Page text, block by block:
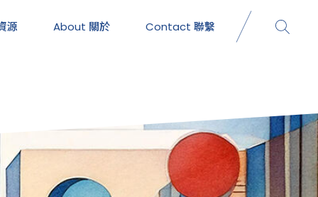
源 About 關於 Contact 聯繫